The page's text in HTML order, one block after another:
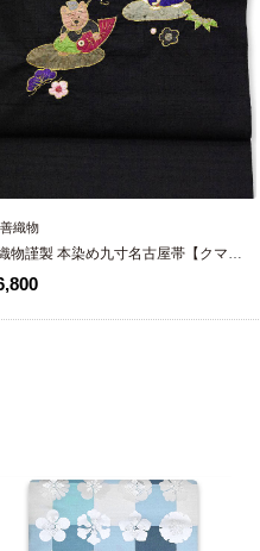
織物
物謹製 本染め九寸名古屋帯【クマの
んと犬のえべっさん】